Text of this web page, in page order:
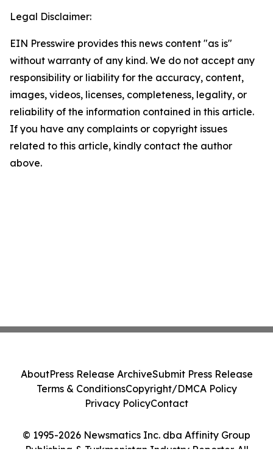
Legal Disclaimer:
EIN Presswire provides this news content "as is"
without warranty of any kind. We do not accept any
responsibility or liability for the accuracy, content,
images, videos, licenses, completeness, legality, or
reliability of the information contained in this article.
If you have any complaints or copyright issues
related to this article, kindly contact the author
above.
© 1995-2026 Newsmatics Inc. dba Affinity Group
Publishing & Turkmenistan Industry Reporter. All
AboutPress Release ArchiveSubmit Press Release
Terms & ConditionsCopyright/DMCA Policy
Privacy PolicyContact